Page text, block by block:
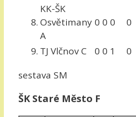
8.
KK-ŠK
Osvětimany
A
0 0 0 0
9. TJ Vlčnov C 0 0 1 0
sestava SM
ŠK Staré Město F